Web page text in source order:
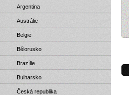
Argentina
Austrálie
Belgie
Bělorusko
Brazílie
Bulharsko
Česká republika